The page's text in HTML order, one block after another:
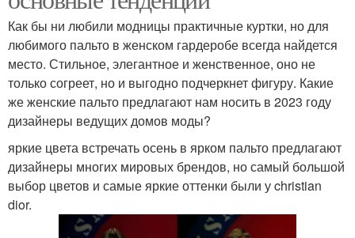
Как бы ни любили модницы практичные куртки, но для
любимого пальто в женском гардеробе всегда найдется
место. Стильное, элегантное и женственное, оно не
только согреет, но и выгодно подчеркнет фигуру. Какие
же женские пальто предлагают нам носить в 2023 году
дизайнеры ведущих домов моды?
яркие цвета встречать осень в ярком пальто предлагают
дизайнеры многих мировых брендов, но самый большой
выбор цветов и самые яркие оттенки были у christian
dior.